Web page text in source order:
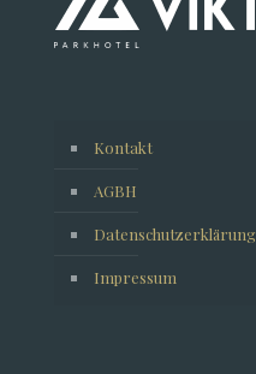
Kontakt
AGBH
Datenschutzerklärung
Impressum